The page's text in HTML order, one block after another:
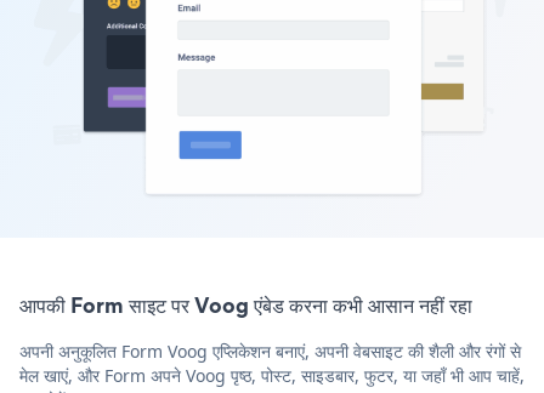
आपकी Form साइट पर Voog एंबेड करना कभी आसान नहीं रहा
अपनी अनुकूलित Form Voog एप्लिकेशन बनाएं, अपनी वेबसाइट की शैली और रंगों से
मेल खाएं, और Form अपने Voog पृष्ठ, पोस्ट, साइडबार, फुटर, या जहाँ भी आप चाहें,